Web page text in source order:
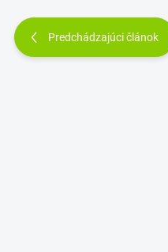
Predchádzajúci článok